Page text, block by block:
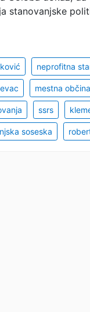
stanovanjske
neprofitna
mestna
ssrs
soseska